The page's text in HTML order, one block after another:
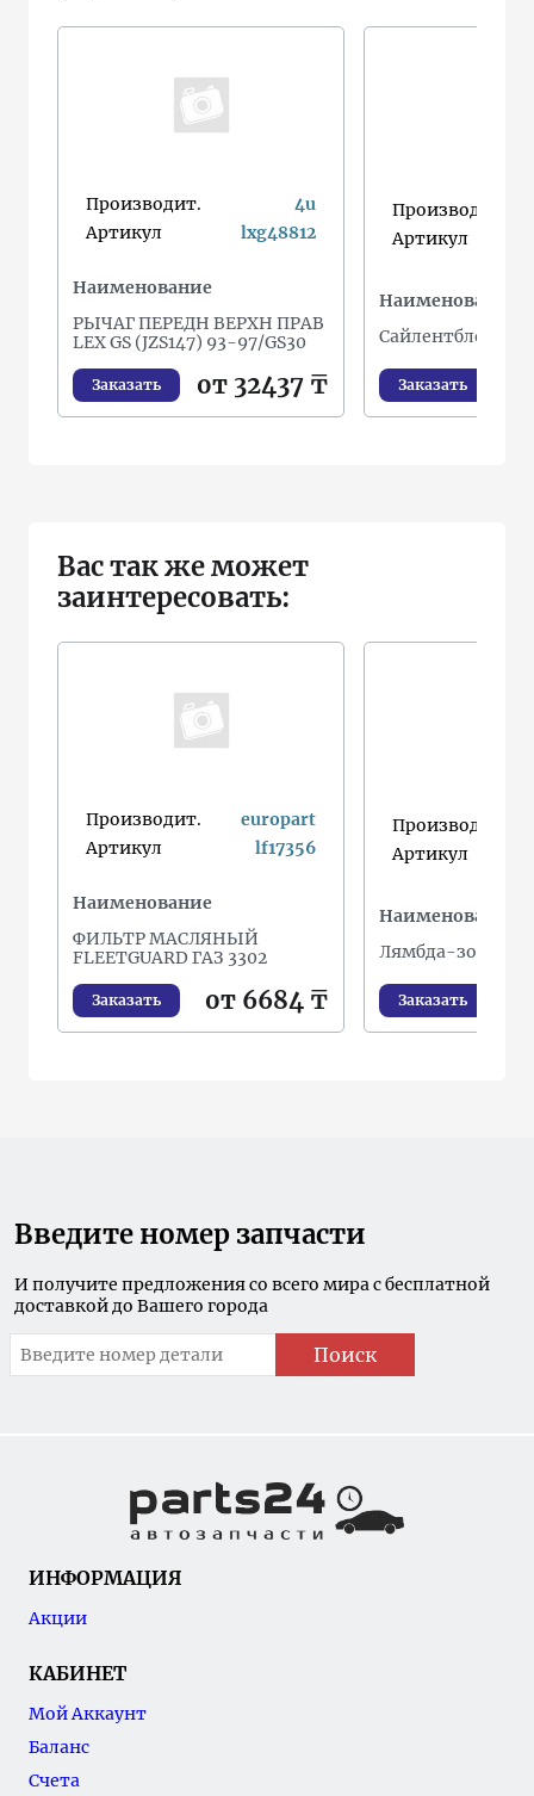
Производит.
4u
Артикул
lxg48812
Наименование
РЫЧАГ ПЕРЕДН ВЕРХН ПРАВ
LEX GS (JZS147) 93-97/GS30
Заказать от 32437 ₸
Производит.
Артикул
Наименование
Сайлентблок
Заказать
Вас так же может
заинтересовать:
Производит.
europart
Артикул
lf17356
Наименование
ФИЛЬТР МАСЛЯНЫЙ
FLEETGUARD ГАЗ 3302
Заказать от 6684 ₸
Производит.
Артикул
Наименование
Лямбда-зонд
Заказать
Введите номер запчасти
И получите предложения со всего мира с бесплатной
доставкой до Вашего города
Поиск
ИНФОРМАЦИЯ
Акции
КАБИНЕТ
Мой Аккаунт
Баланс
Счета